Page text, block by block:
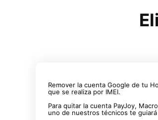
Remover la cuenta Google de tu
que se realiza por IMEI.
Para quitar la cuenta PayJoy,
uno de nuestros técnicos te